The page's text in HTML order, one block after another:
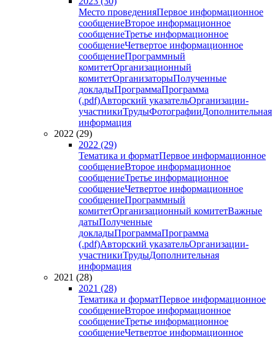
Место проведенияПервое информационное
сообщениеВторое информационное
сообщениеТретье информационное
сообщениеЧетвертое информационное
сообщениеПрограммный
комитетОрганизационный
комитетОрганизаторыПолученные
докладыПрограммаПрограмма
(.pdf)Авторский указательОрганизации-
участникиТрудыФотографииДополнительная
информация
2022 (29)
2022 (29)
Тематика и форматПервое информационное
сообщениеВторое информационное
сообщениеТретье информационное
сообщениеЧетвертое информационное
сообщениеПрограммный
комитетОрганизационный комитетВажные
датыПолученные
докладыПрограммаПрограмма
(.pdf)Авторский указательОрганизации-
участникиТрудыДополнительная
информация
2021 (28)
2021 (28)
Тематика и форматПервое информационное
сообщениеВторое информационное
сообщениеТретье информационное
сообщениеЧетвертое информационное